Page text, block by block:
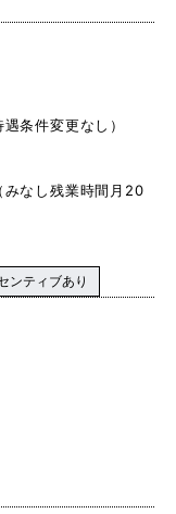
条件変更なし）
みなし残業時間月20
ンティブあり